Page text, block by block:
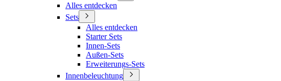
Alles entdecken
Sets
Alles entdecken
Starter Sets
Innen-Sets
Außen-Sets
Erweiterungs-Sets
Innenbeleuchtung